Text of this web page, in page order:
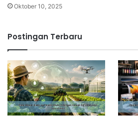
Oktober 10, 2025
Postingan Terbaru